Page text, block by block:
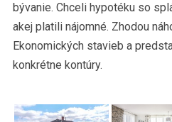
bývanie. Chceli hypotéku so
akej platili nájomné. Zhodou
Ekonomických stavieb a
konkrétne kontúry.